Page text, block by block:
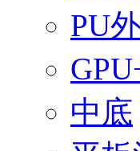
PU
中底